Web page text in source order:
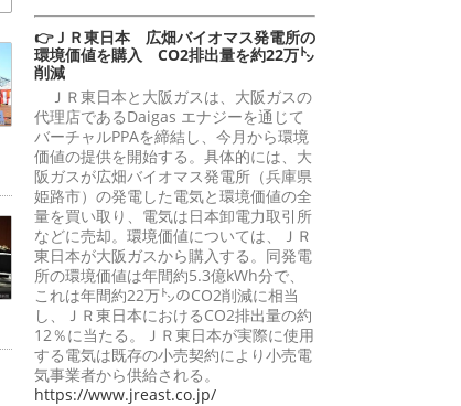
👉ＪＲ東日本 広畑バイオマス発電所の
環境価値を購入 CO2排出量を約22万㌧
削減
ＪＲ東日本と大阪ガスは、大阪ガスの
代理店であるDaigas エナジーを通じて
バーチャルPPAを締結し、今月から環境
価値の提供を開始する。具体的には、大
阪ガスが広畑バイオマス発電所（兵庫県
姫路市）の発電した電気と環境価値の全
量を買い取り、電気は日本卸電力取引所
などに売却。環境価値については、ＪＲ
東日本が大阪ガスから購入する。同発電
所の環境価値は年間約5.3億kWh分で、
これは年間約22万㌧のCO2削減に相当
し、ＪＲ東日本におけるCO2排出量の約
12％に当たる。ＪＲ東日本が実際に使用
する電気は既存の小売契約により小売電
気事業者から供給される。
https://www.jreast.co.jp/